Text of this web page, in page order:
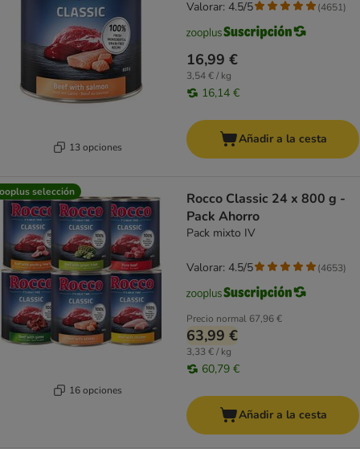
13 opciones
16,99 €
3,54 € / kg
16,14 €
Valorar: 4.5/5 (4651)
Añadir a la cesta
selección
16 opciones
Rocco Classic 24 x 800 g -
Pack Ahorro
Pack mixto IV
Precio normal 67,96 €
63,99 €
3,33 € / kg
60,79 €
Valorar: 4.5/5 (4653)
Añadir a la cesta